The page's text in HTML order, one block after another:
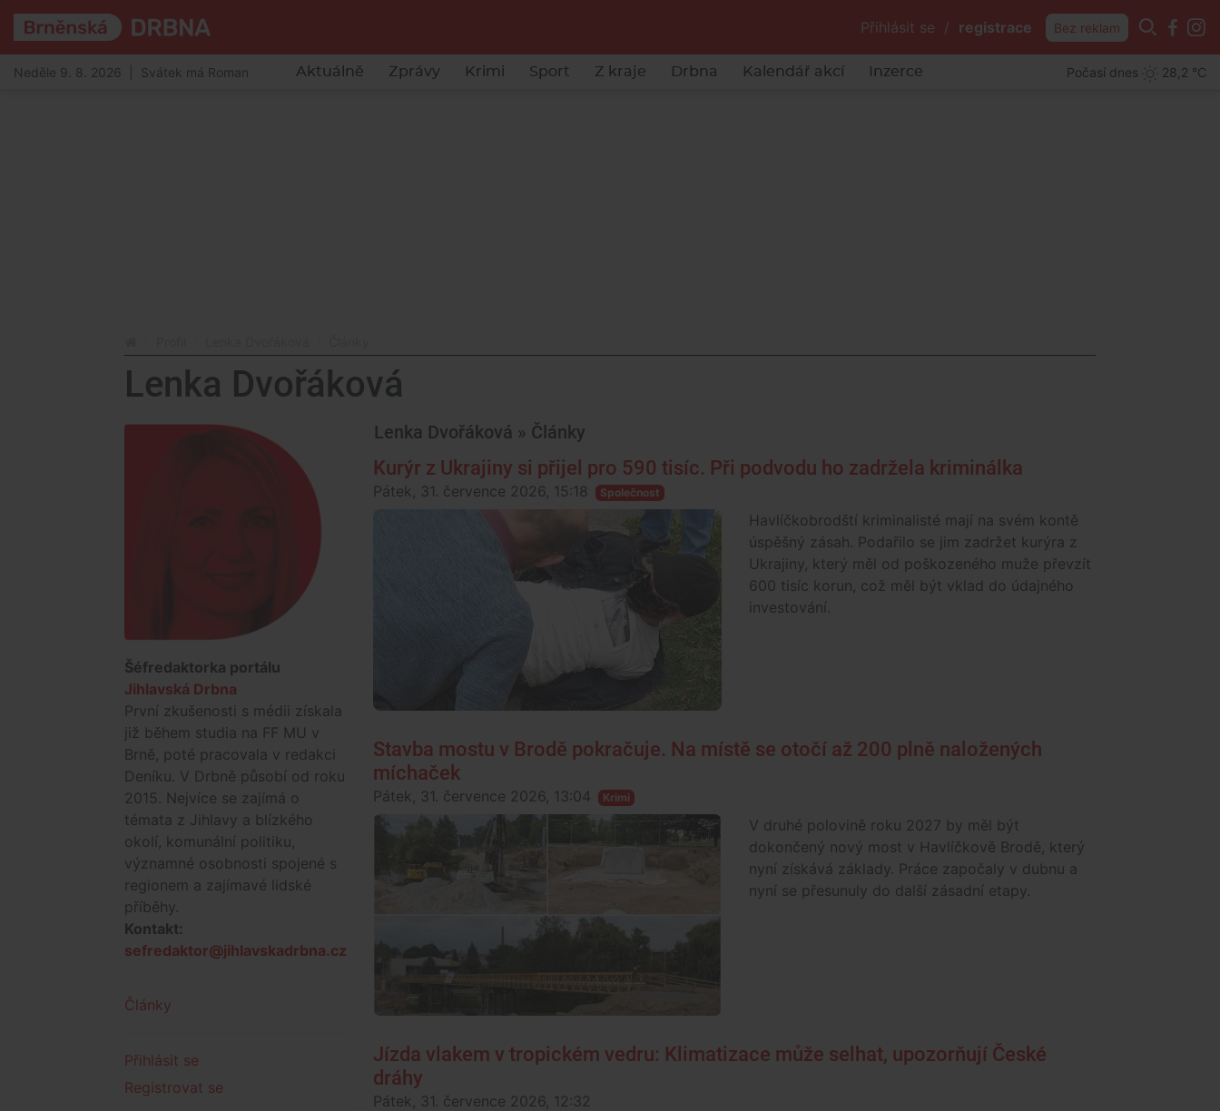
Přihlásit se / registrace Bez reklam
Neděle 9. 8. 2026 | Svátek má Roman Aktuálně Zprávy Krimi Sport Z kraje Drbna Kalendář akcí Inzerce Počasí dnes 28,2 °C
Lenka Dvořáková
Šéfredaktorka portálu
Jihlavská Drbna
První zkušenosti s médii získala
již během studia na FF MU v
Brně, poté pracovala v redakci
Deníku. V Drbně působí od roku
2015. Nejvíce se zajímá o
témata z Jihlavy a blízkého
okolí, komunální politiku,
významné osobnosti spojené s
regionem a zajímavé lidské
příběhy.
Kontakt:
sefredaktor@jihlavskadrbna.cz
Články
Přihlásit se
Registrovat se
Lenka Dvořáková » Články
Kurýr z Ukrajiny si přijel pro 590 tisíc. Při podvodu ho zadržela kriminálka
Pátek, 31. července 2026, 15:18 Společnost
Havlíčkobrodští kriminalisté mají na svém kontě
úspěšný zásah. Podařilo se jim zadržet kurýra z
Ukrajiny, který měl od poškozeného muže převzít
600 tisíc korun, což měl být vklad do údajného
investování.
Stavba mostu v Brodě pokračuje. Na místě se otočí až 200 plně naložených
míchaček
Pátek, 31. července 2026, 13:04 Krimi
V druhé polovině roku 2027 by měl být
dokončený nový most v Havlíčkově Brodě, který
nyní získává základy. Práce započaly v dubnu a
nyní se přesunuly do další zásadní etapy.
Jízda vlakem v tropickém vedru: Klimatizace může selhat, upozorňují České
dráhy
Pátek, 31. července 2026, 12:32